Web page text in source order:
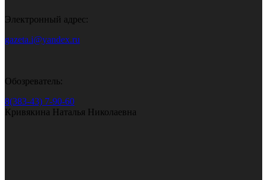
Электронный адрес:
gazeta.i@yandex.ru
Обозреватель:
8(383-43) 7-90-60
Кривякина Наталья Николаевна